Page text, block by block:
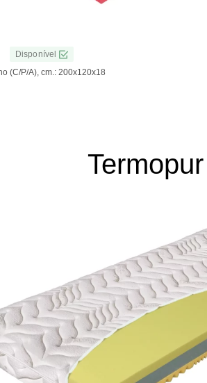
Disponível
(C/P/A), cm.: 200x120x18
Termopur